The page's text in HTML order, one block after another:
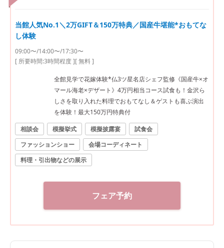
当館人気No.1＼2万GIFT＆150万特典／国産牛堪能*おもてな
し体験
09:00〜/14:00〜/17:30〜
[ 所要時間:3時間程度][ 無料 ]
全館見学で花嫁体験*仏3ツ星名店シェフ監修《国産牛×オ
マール海老×デザート》4万円相当コース試食も！金沢ら
しさを取り入れた料理でおもてなし＆ゲストも喜ぶ演出
を体験！最大150万円特典付
相談会
模擬挙式 模擬披露宴
試食会
ファッションショー
会場コーディネート
料理・引出物などの展示
フェア予約